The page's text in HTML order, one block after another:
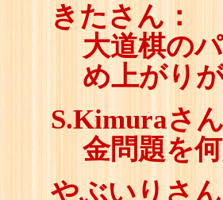
きたさん：
大道棋の
め上がり
S.Kimuraさん
金問題を
やぶいりさん